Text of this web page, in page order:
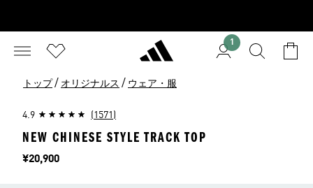
1
トップ / オリジナルス / ウェア・服
4.9 (1571)
NEW CHINESE STYLE TRACK TOP
価格
¥20,900